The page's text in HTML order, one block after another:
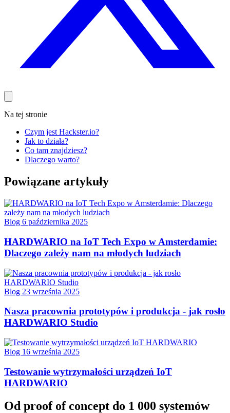
Na tej stronie
Czym jest Hackster.io?
Jak to działa?
Co tam znajdziesz?
Dlaczego warto?
Powiązane artykuły
Blog 6 października 2025
HARDWARIO na IoT Tech Expo w Amsterdamie:
Dlaczego zależy nam na młodych ludziach
Blog 23 września 2025
Nasza pracownia prototypów i produkcja - jak rosło
HARDWARIO Studio
Blog 16 września 2025
Testowanie wytrzymałości urządzeń IoT
HARDWARIO
Od proof of concept do 1 000 systemów